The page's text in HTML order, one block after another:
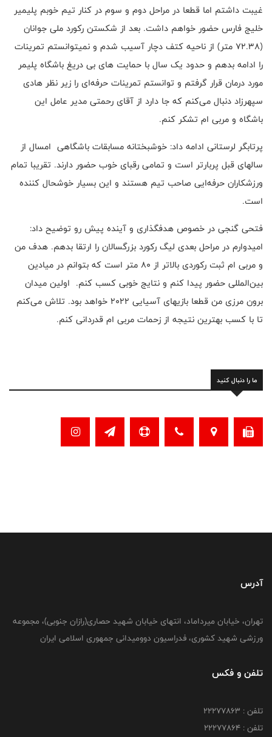
غیبت داشتم اما قطعا در مراحل دوم و سوم در کنار تیم خوبم پلیمیر
خلیج فارس حضور خواهم داشت. بعد از شکستن رکورد ملی جوانان
(۷۲.۳۸ متر) از ناحیه کتف دچار آسیب شدم و نمیتوانستم تمرینات
را ادامه بدهم و حدود یک سال با حمایت های بی دریغ باشگاه پلیمر
مورد درمان قرار گرفتم و توانستم تمرینات حرفه‌ای را زیر نظر هادی
سپهرزاد دنبال می‌کنم که جا دارد از آقای رحمتی مدیر عامل این
باشگاه و مربی ام تشکر کنم.
پرتابگر لرستانی ادامه داد: خوشبختانه مسابقات باشگاهی امسال از
سالهای قبل پربارتر است و تمامی رقبای خوب حضور دارند. تقریبا تمام
ورزشکاران حرفه‌ایی صاحب تیم هستند و این بسیار خوشحال کننده
است.
فتحی گنجی در خصوص هدفگذاری و آینده پیش رو توضیح داد:
امیدوارم در مراحل بعدی لیگ رکورد بزرگسالان را ارتقا بدهم. هدف من
و مربی ام ثبت رکوردی بالاتر از ۸۰ متر است که بتوانم در میادین
بین‌المللی حضور پیدا کنم و نتایج خوبی کسب کنم. اولین میدان
برون مرزی من قطعا بازیهای آسیایی ۲۰۲۲ خواهد بود. تلاش می‌کنم
تا با کسب بهترین نتیجه از زحمات مربی ام قدردانی کنم.
ما را دنبال کنید
آدرس
تهران، خیابان میرداماد، انتهای خیابان شهید حصاری(رازان جنوبی)، مجموعه
ورزشی شهید کشوری، فدراسیون دوومیدانی جمهوری اسلامی ایران
تلفن و فکس
تلفن : 22277863
تلفن : 22277864